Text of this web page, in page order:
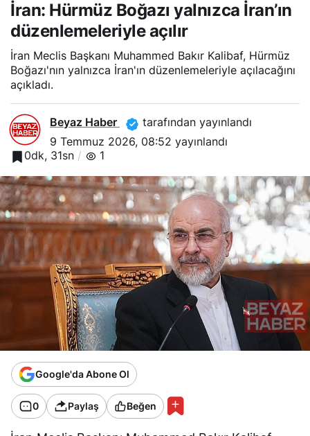
düzenlemeleriyle açılır
İran: Hürmüz Boğazı yalnızca İran’ın
düzenlemeleriyle açılır
İran Meclis Başkanı Muhammed Bakır Kalibaf, Hürmüz
Boğazı'nın yalnızca İran'ın düzenlemeleriyle açılacağını
açıkladı.
Beyaz Haber
tarafından yayınlandı
9 Temmuz 2026, 08:52 yayınlandı
0dk, 31sn
1
Google'da Abone Ol
0 Paylaş Beğen